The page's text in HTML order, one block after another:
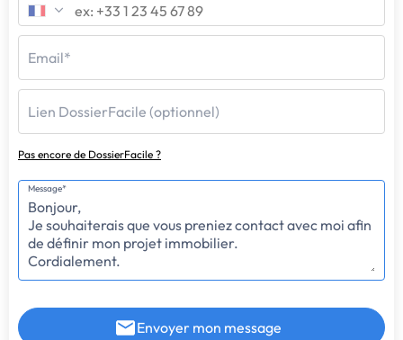
Email*
Lien DossierFacile (optionnel)
Pas encore de DossierFacile ?
Message*
Envoyer mon message